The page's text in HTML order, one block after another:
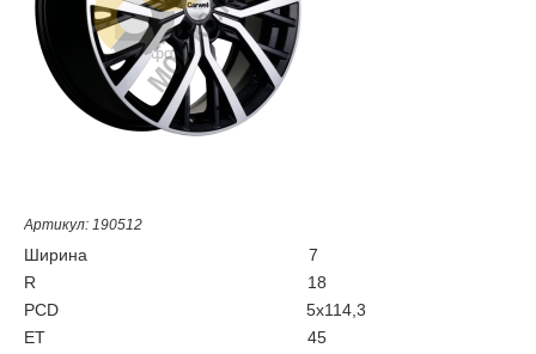
Артикул: 190512
Ширина
7
R
18
PCD
5x114,3
ET
45